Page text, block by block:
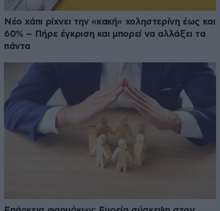
Νέο χάπι ρίχνει την «κακή» χοληστερίνη έως και
60% – Πήρε έγκριση και μπορεί να αλλάξει τα
πάντα